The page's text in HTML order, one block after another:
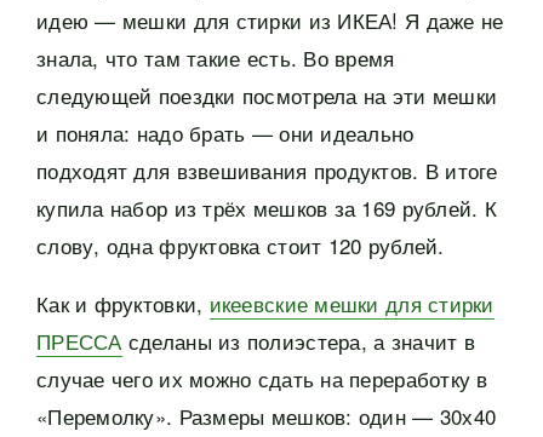
идею — мешки для стирки из ИКЕА! Я даже не
знала, что там такие есть. Во время
следующей поездки посмотрела на эти мешки
и поняла: надо брать — они идеально
подходят для взвешивания продуктов. В итоге
купила набор из трёх мешков за 169 рублей. К
слову, одна фруктовка стоит 120 рублей.
Как и фруктовки, икеевские мешки для стирки
ПРЕССАсделаны из полиэстера, а значит в
случае чего их можно сдать на переработку в
«Перемолку». Размеры мешков: один — 30х40